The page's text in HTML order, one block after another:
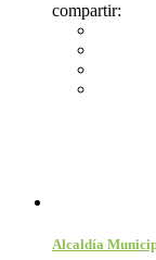
compartir:
Alcaldía